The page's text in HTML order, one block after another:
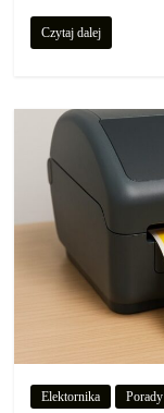
Czytaj dalej
Elektornika Porady